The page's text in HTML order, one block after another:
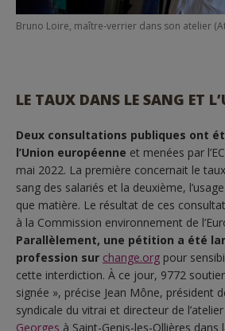
Bruno Loire, maître-verrier dans son atelier
LE TAUX DANS LE SANG ET
Deux consultations publiques ont
l’Union européenne et menées par
mai 2022. La première concernait le
sang des salariés et la deuxième,
que matière. Le résultat de ces
à la Commission environnement de
Parallèlement, une pétition a été
profession sur change.org pour
cette interdiction. À ce jour, 9772
signée », précise Jean Mône, président
syndicale du vitrai et directeur de l’atelier
Georges à Saint-Genis-les-Ollières dans